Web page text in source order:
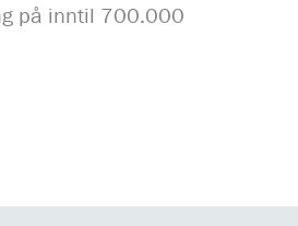
på inntil 700.000